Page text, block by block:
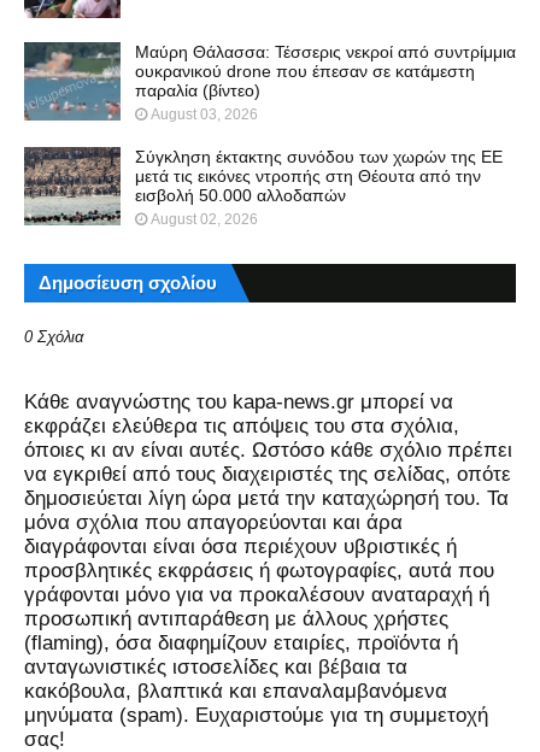
Μαύρη Θάλασσα: Τέσσερις νεκροί από συντρίμμια
ουκρανικού drone που έπεσαν σε κατάμεστη
παραλία (βίντεο)
August 03, 2026
Σύγκληση έκτακτης συνόδου των χωρών της ΕΕ
μετά τις εικόνες ντροπής στη Θέουτα από την
εισβολή 50.000 αλλοδαπών
August 02, 2026
Δημοσίευση σχολίου
0 Σχόλια
Kάθε αναγνώστης του kapa-news.gr μπορεί να
εκφράζει ελεύθερα τις απόψεις του στα σχόλια,
όποιες κι αν είναι αυτές. Ωστόσο κάθε σχόλιο πρέπει
να εγκριθεί από τους διαχειριστές της σελίδας, οπότε
δημοσιεύεται λίγη ώρα μετά την καταχώρησή του. Τα
μόνα σχόλια που απαγορεύονται και άρα
διαγράφονται είναι όσα περιέχουν υβριστικές ή
προσβλητικές εκφράσεις ή φωτογραφίες, αυτά που
γράφονται μόνο για να προκαλέσουν αναταραχή ή
προσωπική αντιπαράθεση με άλλους χρήστες
(flaming), όσα διαφημίζουν εταιρίες, προϊόντα ή
ανταγωνιστικές ιστοσελίδες και βέβαια τα
κακόβουλα, βλαπτικά και επαναλαμβανόμενα
μηνύματα (spam). Ευχαριστούμε για τη συμμετοχή
σας!